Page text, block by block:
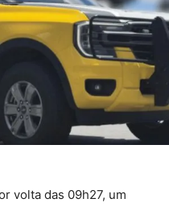
volta das 09h27, um